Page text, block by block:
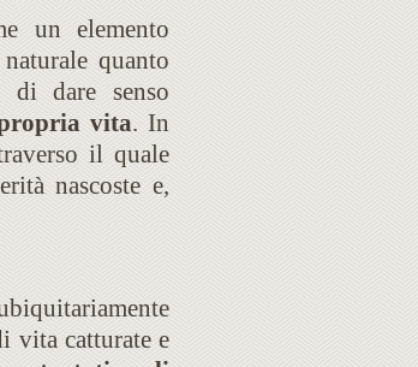
un elemento
quanto
dare senso
vita. In
il quale
nascoste e,
vita catturate e